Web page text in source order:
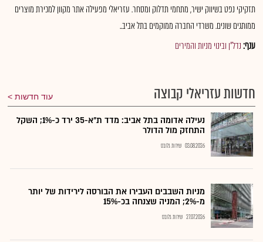
תזקיקי נפט בשיווק ישיר, מתחמי תדלוק ומסחר. עזריאלי מפעילה אתר מקוון למכירת מוצרים
ממותגים שונים. משרדי החברה ממוקמים בתל אביב..
ענף:נדל"ן ובינוי מניות והמירים
חדשות עזריאלי קבוצה עוד חדשות
נעילה אדומה בתל אביב: מדד ת"א-35 ירד כ-1%; השקל
התחזק מול הדולר
03.08.2026 שירות גלובס
מניות השבבים העבירו את הבורסה לירידות של יותר
מ-2%; המניה שצנחה בכ-15%
27.07.2026 שירות גלובס